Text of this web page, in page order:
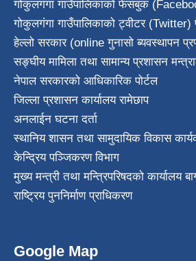
गोकुलगंगा गाउँपालिकाको फेसबुक
गोकुलगंगा गाउँपालिकाको ट्वीटर
हेल्लो सरकार (online गुनासो ब्यवस्थापन
सङ्घीय मामिला तथा सामान्य प्रशासन
नेपाल सरकारको आधिकारिक पोर्टल
जिल्ला प्रशासन कार्यालय रामेछाप
अनलाईन घटना दर्ता
स्थानिय शासन तथा सामुदायिक विकास
केन्द्रिय पञ्जिकरण विभाग
मुख्य मन्त्री तथा मन्त्रिपरिषदको कार्यालय
राष्ट्रिय पुननिर्माण प्राधिकरण
Google Map